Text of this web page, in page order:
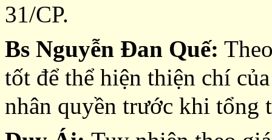
31/CP.
Bs Nguyễn Đan Quế:
tốt để thể hiện thiện chí
nhân quyền trước khi tổng